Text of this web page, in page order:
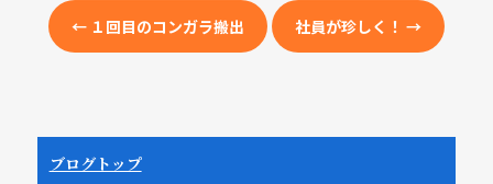
←１回目のコンガラ搬出 社員が珍しく！→
ブログトップ